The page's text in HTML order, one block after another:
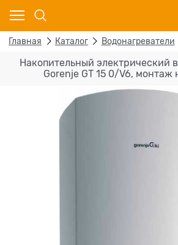
Главная Каталог Водонагреватели
Накопительный электрический
Gorenje GT 15 0/V6, монтаж